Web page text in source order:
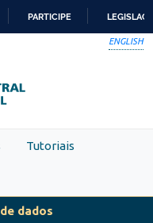
PARTICIPE
ENGLISH
Tutoriais
dados